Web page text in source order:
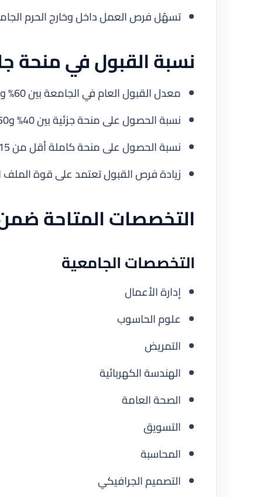
تسهّل فرص العمل داخل وخارج الحرم
نسبة القبول في منحة
معدل القبول العام في الجامعة بين 60% و70%
نسبة الحصول على منحة جزئية بين 40% و50%
نسبة الحصول على منحة كاملة أقل من 15%
زيادة فرص القبول تعتمد على قوة الملف
التخصصات المتاحة
التخصصات الجامعية
إدارة الأعمال
علوم الحاسوب
التمريض
الهندسة الكهربائية
الصحة العامة
التسويق
المحاسبة
التصميم الجرافيكي